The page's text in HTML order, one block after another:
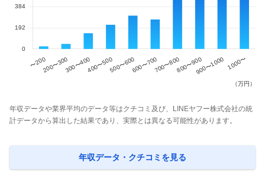
年収データや業界平均のデータ等はクチコミ及び、LINEヤフー株式会社の統
計データから算出した結果であり、実際とは異なる可能性があります。
年収データ・クチコミを見る